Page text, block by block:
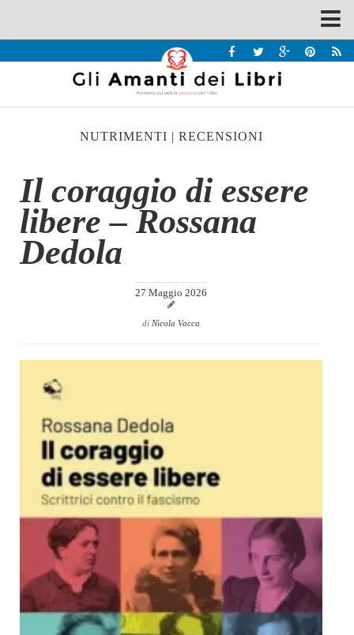
Recensioni
Interviste & Incontri
Chi siamo
Contatti
Eventi
Dicono di Noi
Rassegna Stampa
Archivio
Autori
Generi
Case editrici
Partnership
Giallo Stresa
Premio Chiara
Tabù Festival 2014
NUTRIMENTI | RECENSIONI
Il coraggio di essere
libere – Rossana
Dedola
27 Maggio 2026
di Nicola Vacca